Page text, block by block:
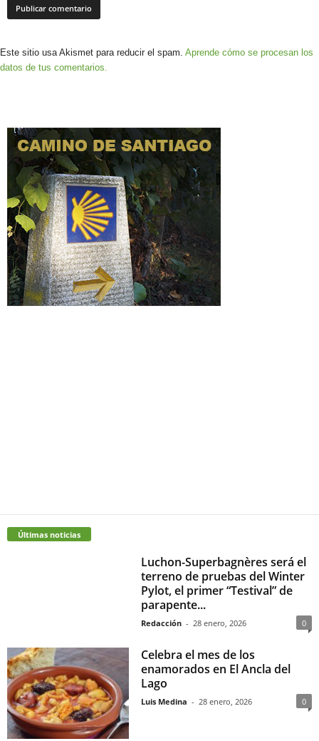
Este sitio usa Akismet para reducir el spam. Aprende cómo se procesan los
datos de tus comentarios.
Últimas noticias
Luchon-Superbagnères será el
terreno de pruebas del Winter
Pylot, el primer “Testival” de
parapente...
Redacción - 28 enero, 2026 0
Celebra el mes de los
enamorados en El Ancla del
Lago
Luis Medina - 28 enero, 2026 0